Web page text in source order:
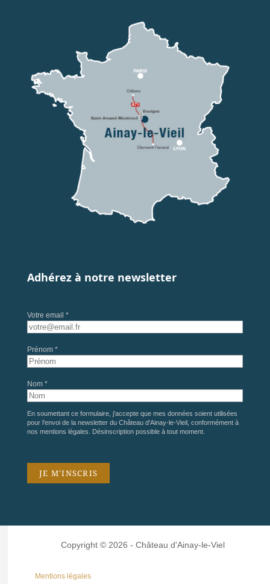
Adhérez à notre newsletter
Votre email *
Prénom *
Nom *
En soumettant ce formulaire, j'accepte que mes données soient utilisées
pour l'envoi de la newsletter du Château d'Ainay-le-Vieil, conformément à
nos mentions légales . Désinscription possible à tout moment.
Copyright © 2026 - Château d'Ainay-le-Viel
Mentions légales